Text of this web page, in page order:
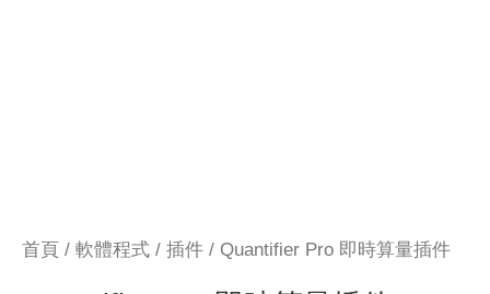
首頁 / 軟體程式 / 插件 / Quantifier Pro 即時算量插件